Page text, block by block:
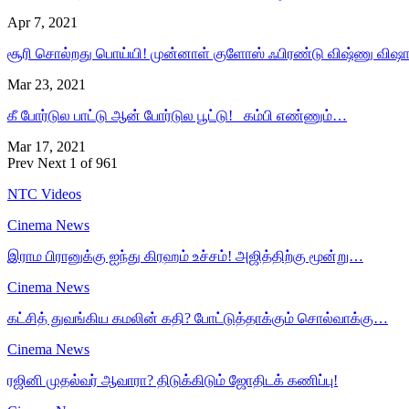
Apr 7, 2021
சூரி சொல்றது பொய்யி! முன்னாள் குளோஸ் ஃபிரண்டு விஷ்ணு
Mar 23, 2021
கீ போர்டுல பாட்டு ஆன் போர்டுல பூட்டு! கம்பி எண்ணும்…
Mar 17, 2021
Prev Next 1 of 961
NTC Videos
Cinema News
இராம பிரானுக்கு ஐந்து கிரஹம் உச்சம்! அஜித்திற்கு மூன்று…
Cinema News
கட்சித் துவங்கிய கமலின் கதி? போட்டுத்தாக்கும் சொல்வாக்கு…
Cinema News
ரஜினி முதல்வர் ஆவாரா? திடுக்கிடும் ஜோதிடக் கணிப்பு!